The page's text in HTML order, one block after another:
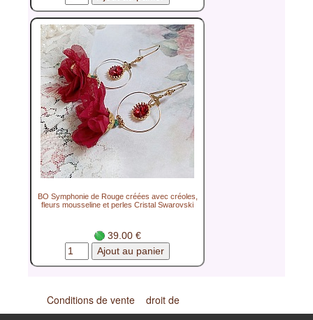
BO Symphonie de Rouge créées avec créoles,
fleurs mousseline et perles Cristal Swarovski
39.00 €
Conditions de vente
droit de